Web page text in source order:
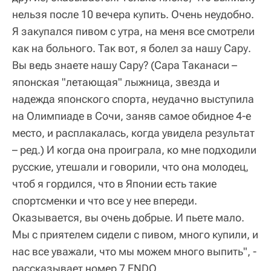
нельзя после 10 вечера купить. Очень неудобно.
Я закупался пивом с утра, на меня все смотрели
как на больного. Так вот, я болел за нашу Сару.
Вы ведь знаете нашу Сару? (Сара Таканаси –
японская "летающая" лыжница, звезда и
надежда японского спорта, неудачно выступила
на Олимпиаде в Сочи, заняв самое обидное 4-е
место, и расплакалась, когда увидела результат
– ред.) И когда она проиграла, ко мне подходили
русские, утешали и говорили, что она молодец,
чтоб я гордился, что в Японии есть такие
спортсменки и что все у нее впереди.
Оказывается, вы очень добрые. И пьете мало.
Мы с приятелем сидели с пивом, много купили, и
нас все уважали, что мы можем много выпить", -
рассказывает номер 7 ENDO.